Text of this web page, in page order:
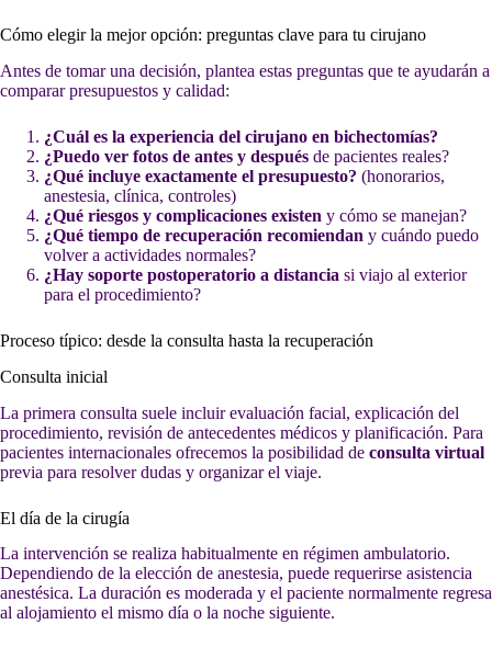
Cómo elegir la mejor opción: preguntas clave para tu cirujano
Antes de tomar una decisión, plantea estas preguntas que te ayudarán a
comparar presupuestos y calidad:
¿Cuál es la experiencia del cirujano en bichectomías?
¿Puedo ver fotos de antes y después de pacientes reales?
¿Qué incluye exactamente el presupuesto? (honorarios,
anestesia, clínica, controles)
¿Qué riesgos y complicaciones existen y cómo se manejan?
¿Qué tiempo de recuperación recomiendan y cuándo puedo
volver a actividades normales?
¿Hay soporte postoperatorio a distancia si viajo al exterior
para el procedimiento?
Proceso típico: desde la consulta hasta la recuperación
Consulta inicial
La primera consulta suele incluir evaluación facial, explicación del
procedimiento, revisión de antecedentes médicos y planificación. Para
pacientes internacionales ofrecemos la posibilidad de consulta virtual
previa para resolver dudas y organizar el viaje.
El día de la cirugía
La intervención se realiza habitualmente en régimen ambulatorio.
Dependiendo de la elección de anestesia, puede requerirse asistencia
anestésica. La duración es moderada y el paciente normalmente regresa
al alojamiento el mismo día o la noche siguiente.